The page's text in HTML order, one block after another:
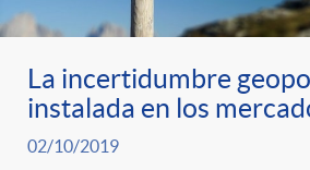
La incertidumbre
instalada en los
02/10/2019